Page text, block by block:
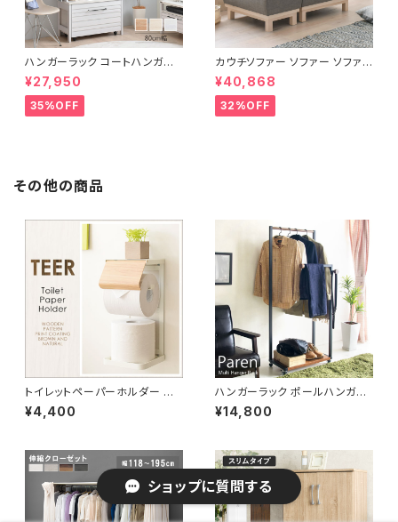
ショップに質問する
ハンガーラック コートハンガー
ワードローブ フリーラック クロ
ーゼット 幅80 新生活 一人暮ら
し
¥27,950
35%OFF
カウチソファー ソファー ソファ
オットマン 1.5人掛 け新生活 一
人暮らし 完成品
¥40,868
32%OFF
その他の商品
トイレットペーパーホルダー ペ
ーパーホルダー スタイリッシュ
トイレ用品 トイレグッズ
¥4,400
ハンガーラック ポールハンガー
ハンガーラック コートハンガー
洋服掛け コート掛け 幅60
¥14,800